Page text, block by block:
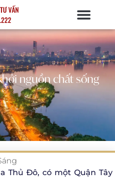
VẤN
nguồn chất sống
Thủ Đô, có một Quận Tây